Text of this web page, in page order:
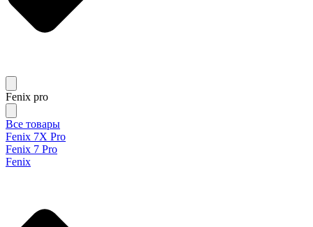
Fenix pro
Все товары
Fenix 7X Pro
Fenix 7 Pro
Fenix